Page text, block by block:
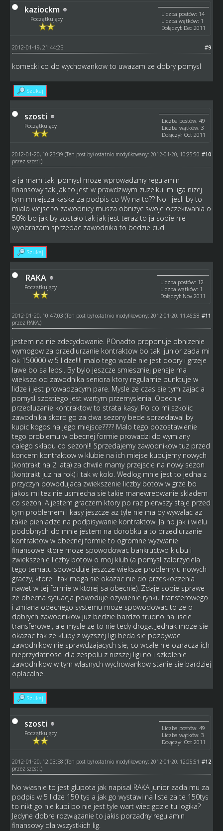
kaziockm
Początkujący
Liczba postów: 14
Liczba wątków: 1
Dołączył: Dec 2011
#9
2012-01-19, 21:44:25
komecki co do wychowankow to uwazam ze dobry pomysl
Szukaj
szosti
Początkujący
Liczba postów: 49
Liczba wątków: 3
Dołączył: Oct 2011
#10
2012-01-20, 10:23:39 (Ten post był ostatnio modyfikowany: 2012-01-20, 10:25:50
przez szosti.)
a ja mam taki pomysł moze wprowadzmy regulamin
finansowy tak jak to jest w prawdziwym zuzelku im liga nizej
tym mniejsza kaska za podpis co Wy na to?? No i jesli by to
mialo wejsc to zawodnicy musza obnizyc swoje oczekiwania o
50% bo jak by zostało tak jak jest teraz to ja sobie nie
wyobrazam sprzedac zawodnika to bedzie cud.
Szukaj
RAKA
Początkujący
Liczba postów: 12
Liczba wątków: 1
Dołączył: Nov 2011
#11
2012-01-20, 10:47:03 (Ten post był ostatnio modyfikowany: 2012-01-20, 11:46:58
przez RAKA.)
jestem na nie zdecydowanie. POnadto proponuje obnizenie
wymogow za przedlurzanie kontraktow bo taki junior zada mi
ok 150000 w 5 lidze!!!! malo tego wcale nie jest dobry i grzeje
lawe bo sa lepsi. By bylo jeszcze smieszniej pensje ma
wieksza od zawodnika seniora ktory regularnie punktuje w
lidze i jest prowadzacym pare. Mysle ze czas sie tym zajac a
pomysl szostiego jest wartym przemyslenia. Obecnie
przedluzanie kontraktow to strata kasy. Po co mi szkolic
zawodnika skoro go za dwa sezony bede sprzedawal by
kupic kogos na jego miejsce???? Malo tego pozostawienie
tego problemu w obecnej formie prowadzi do wymiany
calego skladu co sezon!!! Sprzedajemy zawodnikow tuz przed
koncem kontraktow w klubie na ich miejse kupujemy nowych
(kontrakt na 2 lata) za chwile mamy przejscie na nowy sezon
(kontrakt juz na rok) i tak w kolo. Wedlog mnie jest to jedna z
przyczyn powodujaca zwiekszenie liczby botow w grze bo
jakos mi tez nie usmiecha sie takie manewreowanie skladem
co sezon. A jestem graczem ktory po raz pierwszy staje przed
tym problemem i kasy jeszcze az tyle nie ma by wywalac az
takie pieniadze na podpisywanie kontraktow. Ja np jak i wielu
podobnych do mnie jestem na dorobku a to przedlurzanie
kontraktow w obecnej formie to ogromne wyzwanie
finansowe ktore moze spowodowac bankructwo klubu i
zwiekszenie liczby botow o moj klub (a pomysl zalorzyciela
tego tematu spowoduje jeszcze wieksze problemy u nowych
graczy, ktore i tak moga sie okazac nie do przeskoczenia
nawet w tej formie w ktorej sa obecnie). Zdaje sobie sprawe
ze obecna sytuacja powoduje ozywienie rynku transferowego
i zmiana obecnego systemu moze spowodowac to ze o
dobrych zawodnikow juz bedzie bardzo trudno na liscie
transferowej, ale mysle ze to nie tedy droga. Jednak moze sie
okazac tak ze kluby z wyzszej ligi beda sie pozbywac
zawodnikow nie sprawdzajacych sie, co wcale nie oznacza ich
nieprzydatnosci dla zespolu z nizszej ligi no i szkolenie
zawodnikow w tym wlasnych wychowankow stanie sie bardziej
oplacalne.
Szukaj
szosti
Początkujący
Liczba postów: 49
Liczba wątków: 3
Dołączył: Oct 2011
#12
2012-01-20, 12:03:58 (Ten post był ostatnio modyfikowany: 2012-01-20, 12:05:51
przez szosti.)
No własnie to jest glupota jak napisal RAKA junior zada mu za
podpis w 5 lidze 150 tys a jak go wystawi na liste za te 150tys
to nikt go nie kupi bo nie jest tyle wart wiec gdzie tu logika?
Jedyne dobre rozwiązanie to jakis porzadny regulamin
finansowy dla wszystkich lig.